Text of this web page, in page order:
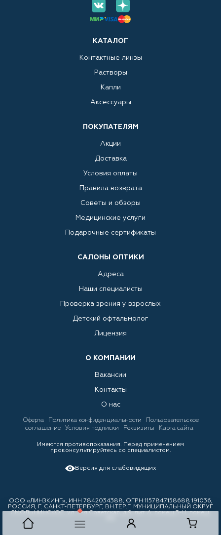
КАТАЛОГ
Контактные линзы
Растворы
Капли
Аксессуары
ПОКУПАТЕЛЯМ
Акции
Доставка
Условия оплаты
Правила возврата
Советы и обзоры
Медицинские услуги
Подарочные сертификаты
САЛОНЫ ОПТИКИ
Адреса
Наши специалисты
Проверка зрения у взрослых
Детский офтальмолог
Лицензия
О КОМПАНИИ
Вакансии
Контакты
О нас
Оферта Политика конфиденциальности
Пользовательское
соглашение
Условия подписки Реквизиты Карта сайта
Имеются противопоказания. Перед применением
проконсультируйтесь со специалистом.
Версия для слабовидящих
ООО «ЛИНЗКИНГ», ИНН 7842034388, ОГРН 1157847158688 191036,
РОССИЯ, Г. САНКТ-ПЕТЕРБУРГ, ВН.ТЕР.Г. МУНИЦИПАЛЬНЫЙ ОКРУГ
СМОЛЬНИНСКОЕ, ул. 3-я Советская, д.9, лит. А, помещ.3-Н, помещ.